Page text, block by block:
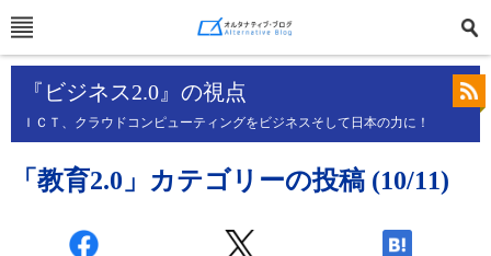
『ビジネス2.0』の視点
ＩＣＴ、クラウドコンピューティングをビジネスそして日本の力に！
「教育2.0」カテゴリーの投稿 (10/11)